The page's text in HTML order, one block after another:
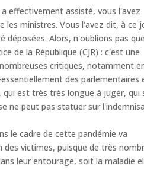
effectivement assisté, vous l'avez
les ministres. Vous l'avez dit, à ce
Alors, n'oublions pas
de la République (CJR) : c'est une
critiques, notamment
des parlementaires
est très très longue à juger, qui
ne peut pas statuer sur
le cadre de cette pandémie va
victimes, puisque de très
leur entourage, soit la maladie